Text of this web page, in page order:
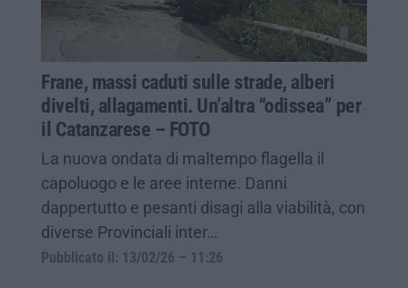
Frane, massi caduti sulle strade, alberi
divelti, allagamenti. Un’altra “odissea” per
il Catanzarese – FOTO
La nuova ondata di maltempo flagella il
capoluogo e le aree interne. Danni
dappertutto e pesanti disagi alla viabilità, con
diverse Provinciali inter…
Pubblicato il: 13/02/26 – 11:26